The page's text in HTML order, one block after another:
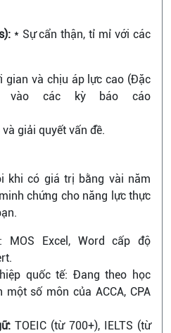
* Sự cẩn thận, tỉ mỉ với các
gian và chịu áp lực cao (Đặc
vào các kỳ báo cáo
giải quyết vấn đề.
khi có giá trị bằng vài năm
chứng cho năng lực thực
MOS Excel, Word cấp độ
quốc tế: Đang theo học
số môn của ACCA, CPA
TOEIC (từ 700+), IELTS (từ